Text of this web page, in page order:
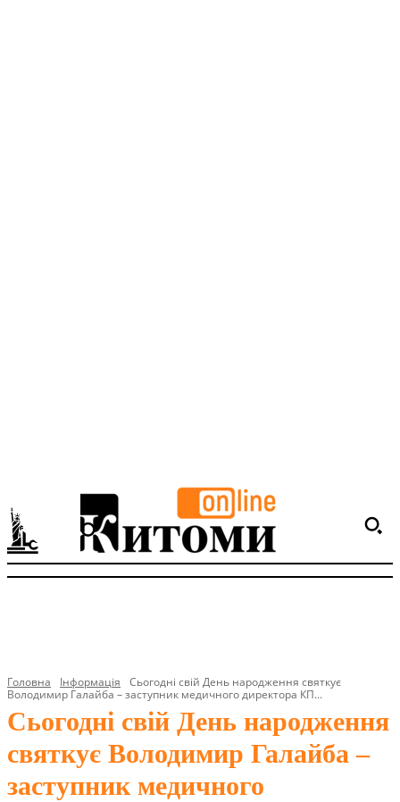
Головна Інформація
Сьогодні свій День народження святкує
Володимир Галайба – заступник медичного директора КП...
Сьогодні свій День народження
святкує Володимир Галайба –
заступник медичного